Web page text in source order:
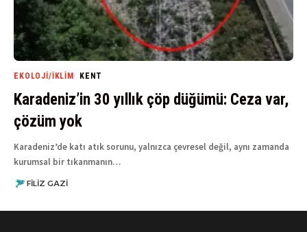
EKOLOJI/İKLIM KENT
Karadeniz’in 30 yıllık çöp düğümü: Ceza var,
çözüm yok
Karadeniz’de katı atık sorunu, yalnızca çevresel değil, aynı zamanda
kurumsal bir tıkanmanın…
FILIZ GAZI